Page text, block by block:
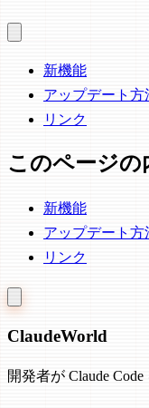
新機能
アップデート方
リンク
このページの
新機能
アップデート方
リンク
ClaudeWorld
開発者が Claude